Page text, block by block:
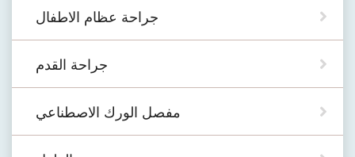
جراحة عظام الاطفال
جراحة القدم
مفصل الورك الاصطناعي